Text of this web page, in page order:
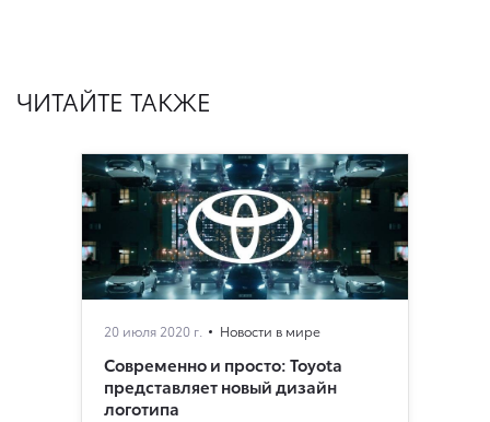
ЧИТАЙТЕ ТАКЖЕ
20 июля 2020 г. Новости в мире
Современно и просто: Toyota
представляет новый дизайн
логотипа